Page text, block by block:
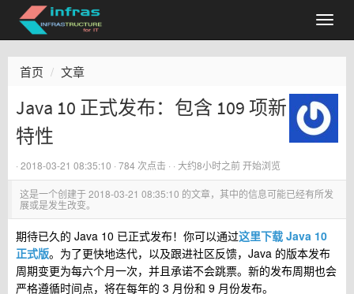
首页 文章
Java 10 正式发布：包含 109 项新
特性
· 2018-03-21 08:35:10 · 784 次点击 · · 大约8小时之前开始浏览
这是一个创建于2018-03-21 08:35:10 的文章，其中的信息可能已经有所发
展或是发生改变。
期待已久的 Java 10 已正式发布！你可以通过这里下载 Java 10
正式版。为了更快地迭代，以及跟进社区反馈，Java 的版本发布
周期变更为每六个月一次，并且承诺不会跳票。新的发布周期也会
严格遵循时间点，将在每年的 3 月份和 9 月份发布。